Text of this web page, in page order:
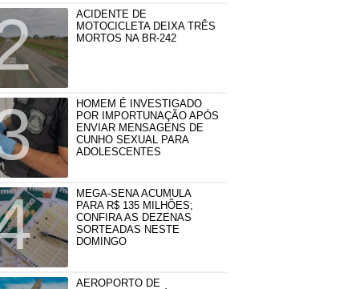
ACIDENTE DE
MOTOCICLETA DEIXA TRÊS
MORTOS NA BR-242
HOMEM É INVESTIGADO
POR IMPORTUNAÇÃO APÓS
ENVIAR MENSAGENS DE
CUNHO SEXUAL PARA
ADOLESCENTES
MEGA-SENA ACUMULA
PARA R$ 135 MILHÕES;
CONFIRA AS DEZENAS
SORTEADAS NESTE
DOMINGO
AEROPORTO DE